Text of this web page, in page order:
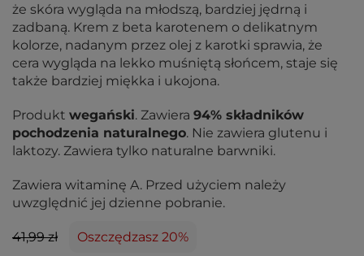
że skóra wygląda na młodszą, bardziej jędrną i
zadbaną. Krem z beta karotenem o delikatnym
kolorze, nadanym przez olej z karotki sprawia, że
cera wygląda na lekko muśniętą słońcem, staje się
także bardziej miękka i ukojona.
Produkt wegański. Zawiera 94% składników
pochodzenia naturalnego. Nie zawiera glutenu i
laktozy. Zawiera tylko naturalne barwniki.
Zawiera witaminę A. Przed użyciem należy
uwzględnić jej dzienne pobranie.
41,99 zł Oszczędzasz 20%